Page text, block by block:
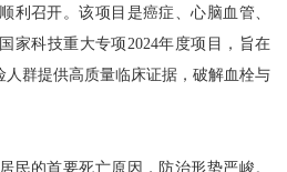
利召开。该项目是癌症、心脑血管、
家科技重大专项2024年度项目，旨在
人群提供高质量临床证据，破解血栓与
的首要死亡原因，防治形势严峻。